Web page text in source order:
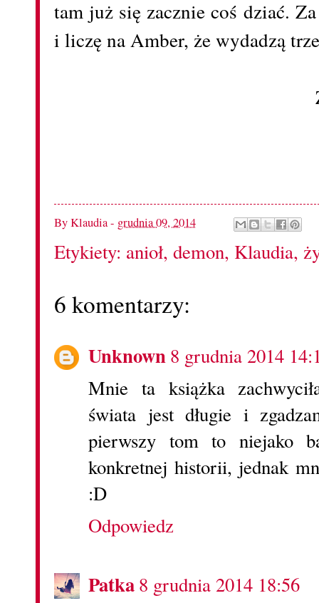
tam już się zacznie coś dziać.
i liczę na Amber, że wydadzą
ByKlaudia- grudnia 09, 2014
Etykiety: anioł, demon, Klaudia,
6 komentarzy:
Unknown8 grudnia 2014
Mnie ta książka
świata jest długie i
pierwszy tom to niejako
konkretnej historii, jednak
:D
Odpowiedz
Patka8 grudnia 2014 18:56